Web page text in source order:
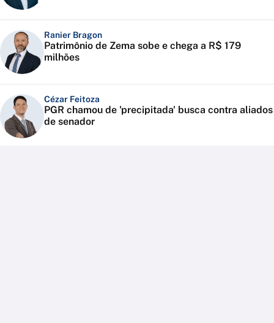
Ranier Bragon
Patrimônio de Zema sobe e chega a R$ 179
milhões
Cézar Feitoza
PGR chamou de 'precipitada' busca contra aliados
de senador